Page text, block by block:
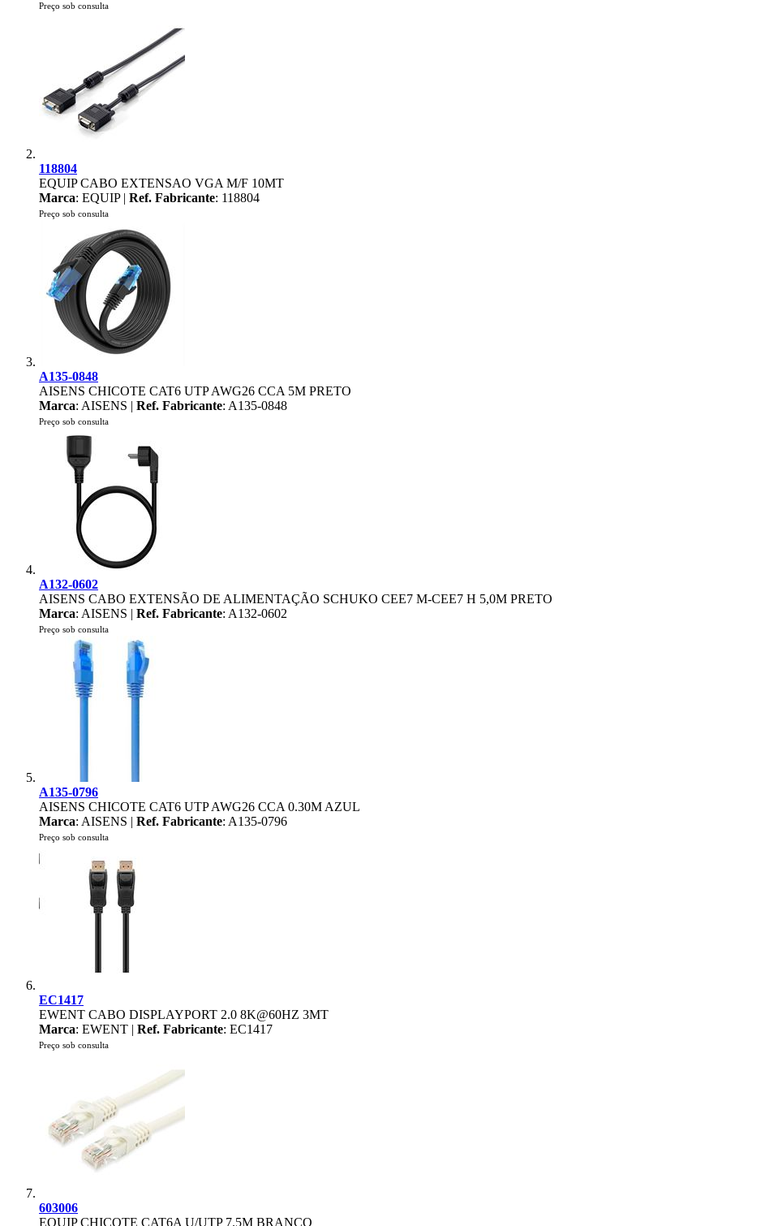
Preço sob consulta
118804
EQUIP CABO EXTENSAO VGA M/F 10MT
Marca: EQUIP | Ref. Fabricante: 118804
Preço sob consulta
A135-0848
AISENS CHICOTE CAT6 UTP AWG26 CCA 5M PRETO
Marca: AISENS | Ref. Fabricante: A135-0848
Preço sob consulta
A132-0602
AISENS CABO EXTENSÃO DE ALIMENTAÇÃO SCHUKO CEE7 M-CEE7 H 5,0M PRETO
Marca: AISENS | Ref. Fabricante: A132-0602
Preço sob consulta
A135-0796
AISENS CHICOTE CAT6 UTP AWG26 CCA 0.30M AZUL
Marca: AISENS | Ref. Fabricante: A135-0796
Preço sob consulta
EC1417
EWENT CABO DISPLAYPORT 2.0 8K@60HZ 3MT
Marca: EWENT | Ref. Fabricante: EC1417
Preço sob consulta
603006
EQUIP CHICOTE CAT6A U/UTP 7.5M BRANCO